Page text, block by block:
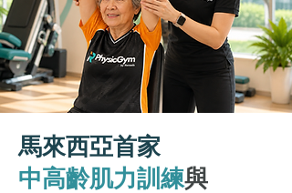
馬來西亞首家
中高齡肌力訓練與